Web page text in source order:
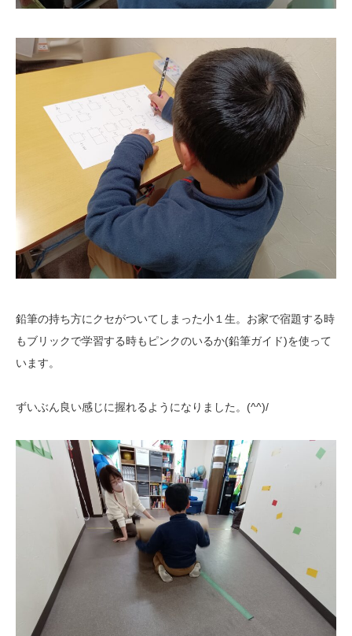
鉛筆の持ち方にクセがついてしまった小１生。お家で宿題する時
もブリックで学習する時もピンクのいるか(鉛筆ガイド)を使って
います。
ずいぶん良い感じに握れるようになりました。(^^)/